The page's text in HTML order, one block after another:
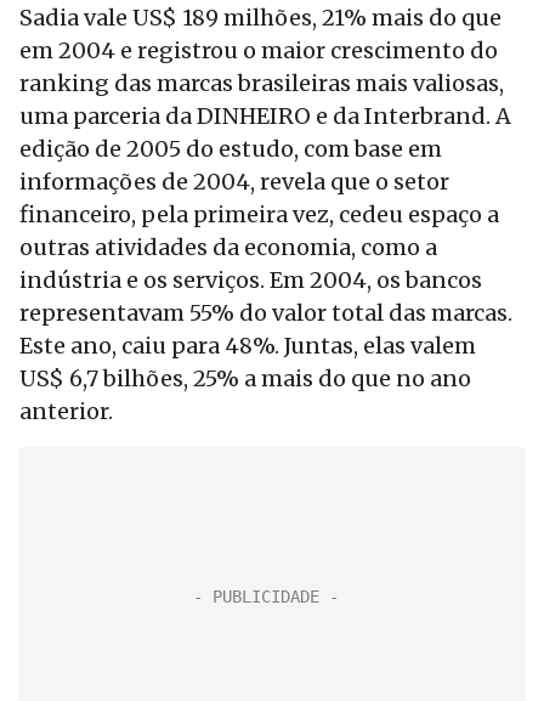
Sadia vale US$ 189 milhões, 21% mais do que
em 2004 e registrou o maior crescimento do
ranking das marcas brasileiras mais valiosas,
uma parceria da DINHEIRO e da Interbrand. A
edição de 2005 do estudo, com base em
informações de 2004, revela que o setor
financeiro, pela primeira vez, cedeu espaço a
outras atividades da economia, como a
indústria e os serviços. Em 2004, os bancos
representavam 55% do valor total das marcas.
Este ano, caiu para 48%. Juntas, elas valem
US$ 6,7 bilhões, 25% a mais do que no ano
anterior.